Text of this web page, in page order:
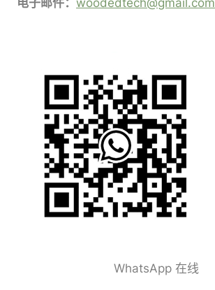
电子邮件： woodedtech@gmail.com
WhatsApp 在线